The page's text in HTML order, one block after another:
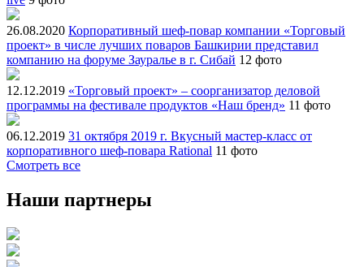
26.08.2020 Корпоративный шеф-повар компании «Торговый
проект» в числе лучших поваров Башкирии представил
компанию на форуме Зауралье в г. Сибай 12 фото
12.12.2019 «Торговый проект» – соорганизатор деловой
программы на фестивале продуктов «Наш бренд» 11 фото
06.12.2019 31 октября 2019 г. Вкусный мастер-класс от
корпоративного шеф-повара Rational 11 фото
Смотреть все
Наши партнеры